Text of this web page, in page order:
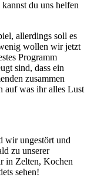
du uns helfen
allerdings soll es
wollen wir jetzt
Programm
sind, dass ein
zusammen
auf was ihr alles Lust
wir ungestört und
zu unserer
in Zelten, Kochen
sehen!